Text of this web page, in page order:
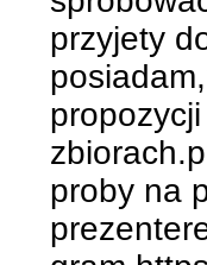
przyjety
proby na